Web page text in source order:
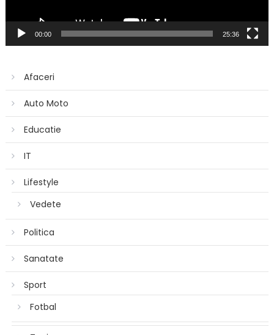
00:00 25:36
Afaceri
Auto Moto
Educatie
IT
Lifestyle
Vedete
Politica
Sanatate
Sport
Fotbal